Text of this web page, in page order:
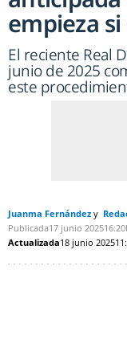
empieza
El reciente Real
junio de 2025
este
Juanma Fernández
Publicada17 junio 2025
Actualizada18 junio 2025